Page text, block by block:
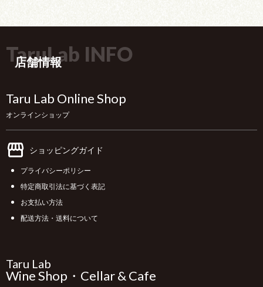
TaruLab INFO
店舗情報
Taru Lab Online Shop
オンラインショップ
ショッピングガイド
プライバシーポリシー
特定商取引法に基づく表記
お支払い方法
配送方法・送料について
Taru Lab
Wine Shop・Cellar & Cafe